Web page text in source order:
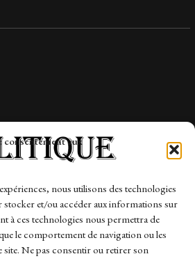
consentement aux
nous utilisons des technologies
stocker et/ou accéder aux informations sur
à ces technologies nous permettra de
le comportement de navigation ou les
site. Ne pas consentir ou retirer son